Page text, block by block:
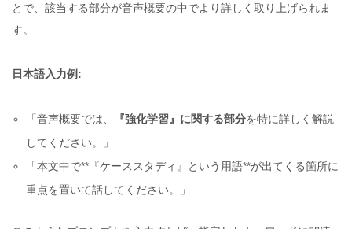
とで、該当する部分が音声概要の中でより詳しく取り上げられま
す。
日本語入力例:
「音声概要では、 『強化学習』に関する部分を特に詳しく解説
してください。」
「本文中で**『ケーススタディ』という用語**が出てくる箇所に
重点を置いて話してください。」